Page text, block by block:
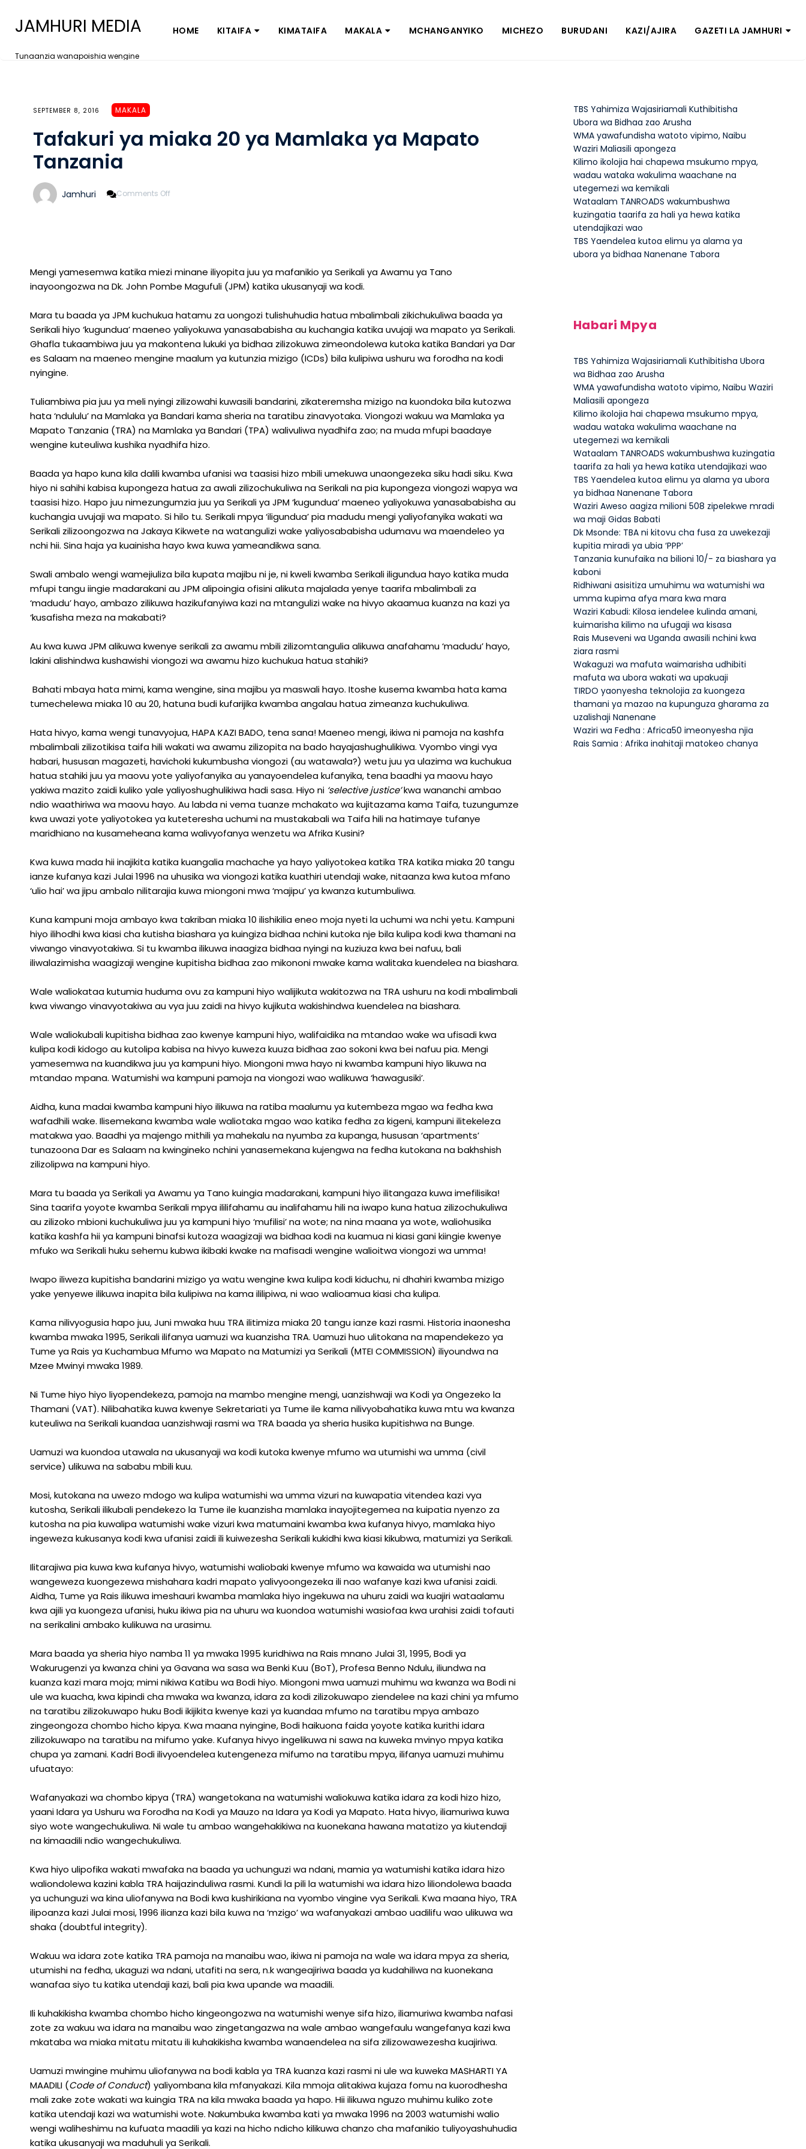
JAMHURI MEDIA
Tunaanzia wanapoishia wengine
HOME KITAIFA KIMATAIFA MAKALA MCHANGANYIKO MICHEZO BURUDANI KAZI/AJIRA GAZETI LA JAMHURI
SEPTEMBER 8, 2016 MAKALA
Tafakuri ya miaka 20 ya Mamlaka ya Mapato
Tanzania
Jamhuri Comments Off
Ya
Mapato
Tanzania
Mengi yamesemwa katika miezi minane iliyopita juu ya mafanikio ya Serikali ya Awamu ya Tano
inayoongozwa na Dk. John Pombe Magufuli (JPM) katika ukusanyaji wa kodi.
Mara tu baada ya JPM kuchukua hatamu za uongozi tulishuhudia hatua mbalimbali zikichukuliwa baada ya
Serikali hiyo ‘kugundua’ maeneo yaliyokuwa yanasababisha au kuchangia katika uvujaji wa mapato ya Serikali.
Ghafla tukaambiwa juu ya makontena lukuki ya bidhaa zilizokuwa zimeondolewa kutoka katika Bandari ya Dar
es Salaam na maeneo mengine maalum ya kutunzia mizigo (ICDs) bila kulipiwa ushuru wa forodha na kodi
nyingine.
Tuliambiwa pia juu ya meli nyingi zilizowahi kuwasili bandarini, zikateremsha mizigo na kuondoka bila kutozwa
hata ‘ndululu’ na Mamlaka ya Bandari kama sheria na taratibu zinavyotaka. Viongozi wakuu wa Mamlaka ya
Mapato Tanzania (TRA) na Mamlaka ya Bandari (TPA) walivuliwa nyadhifa zao; na muda mfupi baadaye
wengine kuteuliwa kushika nyadhifa hizo.
Baada ya hapo kuna kila dalili kwamba ufanisi wa taasisi hizo mbili umekuwa unaongezeka siku hadi siku. Kwa
hiyo ni sahihi kabisa kupongeza hatua za awali zilizochukuliwa na Serikali na pia kupongeza viongozi wapya wa
taasisi hizo. Hapo juu nimezungumzia juu ya Serikali ya JPM ‘kugundua’ maeneo yaliyokuwa yanasababisha au
kuchangia uvujaji wa mapato. Si hilo tu. Serikali mpya ‘iligundua’ pia madudu mengi yaliyofanyika wakati wa
Serikali zilizoongozwa na Jakaya Kikwete na watangulizi wake yaliyosababisha udumavu wa maendeleo ya
nchi hii. Sina haja ya kuainisha hayo kwa kuwa yameandikwa sana.
Swali ambalo wengi wamejiuliza bila kupata majibu ni je, ni kweli kwamba Serikali iligundua hayo katika muda
mfupi tangu iingie madarakani au JPM alipoingia ofisini alikuta majalada yenye taarifa mbalimbali za
‘madudu’ hayo, ambazo zilikuwa hazikufanyiwa kazi na mtangulizi wake na hivyo akaamua kuanza na kazi ya
‘kusafisha meza na makabati?
Au kwa kuwa JPM alikuwa kwenye serikali za awamu mbili zilizomtangulia alikuwa anafahamu ‘madudu’ hayo,
lakini alishindwa kushawishi viongozi wa awamu hizo kuchukua hatua stahiki?
Bahati mbaya hata mimi, kama wengine, sina majibu ya maswali hayo. Itoshe kusema kwamba hata kama
tumechelewa miaka 10 au 20, hatuna budi kufarijika kwamba angalau hatua zimeanza kuchukuliwa.
Hata hivyo, kama wengi tunavyojua, HAPA KAZI BADO, tena sana! Maeneo mengi, ikiwa ni pamoja na kashfa
mbalimbali zilizotikisa taifa hili wakati wa awamu zilizopita na bado hayajashughulikiwa. Vyombo vingi vya
habari, hususan magazeti, havichoki kukumbusha viongozi (au watawala?) wetu juu ya ulazima wa kuchukua
hatua stahiki juu ya maovu yote yaliyofanyika au yanayoendelea kufanyika, tena baadhi ya maovu hayo
yakiwa mazito zaidi kuliko yale yaliyoshughulikiwa hadi sasa. Hiyo ni ‘selective justice’kwa wananchi ambao
ndio waathiriwa wa maovu hayo. Au labda ni vema tuanze mchakato wa kujitazama kama Taifa, tuzungumze
kwa uwazi yote yaliyotokea ya kuteteresha uchumi na mustakabali wa Taifa hili na hatimaye tufanye
maridhiano na kusameheana kama walivyofanya wenzetu wa Afrika Kusini?
Kwa kuwa mada hii inajikita katika kuangalia machache ya hayo yaliyotokea katika TRA katika miaka 20 tangu
ianze kufanya kazi Julai 1996 na uhusika wa viongozi katika kuathiri utendaji wake, nitaanza kwa kutoa mfano
‘ulio hai’ wa jipu ambalo nilitarajia kuwa miongoni mwa ‘majipu’ ya kwanza kutumbuliwa.
Kuna kampuni moja ambayo kwa takriban miaka 10 ilishikilia eneo moja nyeti la uchumi wa nchi yetu. Kampuni
hiyo ilihodhi kwa kiasi cha kutisha biashara ya kuingiza bidhaa nchini kutoka nje bila kulipa kodi kwa thamani na
viwango vinavyotakiwa. Si tu kwamba ilikuwa inaagiza bidhaa nyingi na kuziuza kwa bei nafuu, bali
iliwalazimisha waagizaji wengine kupitisha bidhaa zao mikononi mwake kama walitaka kuendelea na biashara.
Wale waliokataa kutumia huduma ovu za kampuni hiyo walijikuta wakitozwa na TRA ushuru na kodi mbalimbali
kwa viwango vinavyotakiwa au vya juu zaidi na hivyo kujikuta wakishindwa kuendelea na biashara.
Wale waliokubali kupitisha bidhaa zao kwenye kampuni hiyo, walifaidika na mtandao wake wa ufisadi kwa
kulipa kodi kidogo au kutolipa kabisa na hivyo kuweza kuuza bidhaa zao sokoni kwa bei nafuu pia. Mengi
yamesemwa na kuandikwa juu ya kampuni hiyo. Miongoni mwa hayo ni kwamba kampuni hiyo likuwa na
mtandao mpana. Watumishi wa kampuni pamoja na viongozi wao walikuwa ‘hawagusiki’.
Aidha, kuna madai kwamba kampuni hiyo ilikuwa na ratiba maalumu ya kutembeza mgao wa fedha kwa
wafadhili wake. Ilisemekana kwamba wale waliotaka mgao wao katika fedha za kigeni, kampuni ilitekeleza
matakwa yao. Baadhi ya majengo mithili ya mahekalu na nyumba za kupanga, hususan ‘apartments’
tunazoona Dar es Salaam na kwingineko nchini yanasemekana kujengwa na fedha kutokana na bakhshish
zilizolipwa na kampuni hiyo.
Mara tu baada ya Serikali ya Awamu ya Tano kuingia madarakani, kampuni hiyo ilitangaza kuwa imefilisika!
Sina taarifa yoyote kwamba Serikali mpya ililifahamu au inalifahamu hili na iwapo kuna hatua zilizochukuliwa
au zilizoko mbioni kuchukuliwa juu ya kampuni hiyo ‘mufilisi’ na wote; na nina maana ya wote, waliohusika
katika kashfa hii ya kampuni binafsi kutoza waagizaji wa bidhaa kodi na kuamua ni kiasi gani kiingie kwenye
mfuko wa Serikali huku sehemu kubwa ikibaki kwake na mafisadi wengine walioitwa viongozi wa umma!
Iwapo iliweza kupitisha bandarini mizigo ya watu wengine kwa kulipa kodi kiduchu, ni dhahiri kwamba mizigo
yake yenyewe ilikuwa inapita bila kulipiwa na kama ililipiwa, ni wao walioamua kiasi cha kulipa.
Kama nilivyogusia hapo juu, Juni mwaka huu TRA ilitimiza miaka 20 tangu ianze kazi rasmi. Historia inaonesha
kwamba mwaka 1995, Serikali ilifanya uamuzi wa kuanzisha TRA. Uamuzi huo ulitokana na mapendekezo ya
Tume ya Rais ya Kuchambua Mfumo wa Mapato na Matumizi ya Serikali (MTEI COMMISSION) iliyoundwa na
Mzee Mwinyi mwaka 1989.
Ni Tume hiyo hiyo liyopendekeza, pamoja na mambo mengine mengi, uanzishwaji wa Kodi ya Ongezeko la
Thamani (VAT). Nilibahatika kuwa kwenye Sekretariati ya Tume ile kama nilivyobahatika kuwa mtu wa kwanza
kuteuliwa na Serikali kuandaa uanzishwaji rasmi wa TRA baada ya sheria husika kupitishwa na Bunge.
Uamuzi wa kuondoa utawala na ukusanyaji wa kodi kutoka kwenye mfumo wa utumishi wa umma (civil
service) ulikuwa na sababu mbili kuu.
Mosi, kutokana na uwezo mdogo wa kulipa watumishi wa umma vizuri na kuwapatia vitendea kazi vya
kutosha, Serikali ilikubali pendekezo la Tume ile kuanzisha mamlaka inayojitegemea na kuipatia nyenzo za
kutosha na pia kuwalipa watumishi wake vizuri kwa matumaini kwamba kwa kufanya hivyo, mamlaka hiyo
ingeweza kukusanya kodi kwa ufanisi zaidi ili kuiwezesha Serikali kukidhi kwa kiasi kikubwa, matumizi ya Serikali.
Ilitarajiwa pia kuwa kwa kufanya hivyo, watumishi waliobaki kwenye mfumo wa kawaida wa utumishi nao
wangeweza kuongezewa mishahara kadri mapato yalivyoongezeka ili nao wafanye kazi kwa ufanisi zaidi.
Aidha, Tume ya Rais ilikuwa imeshauri kwamba mamlaka hiyo ingekuwa na uhuru zaidi wa kuajiri wataalamu
kwa ajili ya kuongeza ufanisi, huku ikiwa pia na uhuru wa kuondoa watumishi wasiofaa kwa urahisi zaidi tofauti
na serikalini ambako kulikuwa na urasimu.
Mara baada ya sheria hiyo namba 11 ya mwaka 1995 kuridhiwa na Rais mnano Julai 31, 1995, Bodi ya
Wakurugenzi ya kwanza chini ya Gavana wa sasa wa Benki Kuu (BoT), Profesa Benno Ndulu, iliundwa na
kuanza kazi mara moja; mimi nikiwa Katibu wa Bodi hiyo. Miongoni mwa uamuzi muhimu wa kwanza wa Bodi ni
ule wa kuacha, kwa kipindi cha mwaka wa kwanza, idara za kodi zilizokuwapo ziendelee na kazi chini ya mfumo
na taratibu zilizokuwapo huku Bodi ikijikita kwenye kazi ya kuandaa mfumo na taratibu mpya ambazo
zingeongoza chombo hicho kipya. Kwa maana nyingine, Bodi haikuona faida yoyote katika kurithi idara
zilizokuwapo na taratibu na mifumo yake. Kufanya hivyo ingelikuwa ni sawa na kuweka mvinyo mpya katika
chupa ya zamani. Kadri Bodi ilivyoendelea kutengeneza mifumo na taratibu mpya, ilifanya uamuzi muhimu
ufuatayo:
Wafanyakazi wa chombo kipya (TRA) wangetokana na watumishi waliokuwa katika idara za kodi hizo hizo,
yaani Idara ya Ushuru wa Forodha na Kodi ya Mauzo na Idara ya Kodi ya Mapato. Hata hivyo, iliamuriwa kuwa
siyo wote wangechukuliwa. Ni wale tu ambao wangehakikiwa na kuonekana hawana matatizo ya kiutendaji
na kimaadili ndio wangechukuliwa.
Kwa hiyo ulipofika wakati mwafaka na baada ya uchunguzi wa ndani, mamia ya watumishi katika idara hizo
waliondolewa kazini kabla TRA haijazinduliwa rasmi. Kundi la pili la watumishi wa idara hizo liliondolewa baada
ya uchunguzi wa kina uliofanywa na Bodi kwa kushirikiana na vyombo vingine vya Serikali. Kwa maana hiyo, TRA
ilipoanza kazi Julai mosi, 1996 ilianza kazi bila kuwa na ‘mzigo’ wa wafanyakazi ambao uadilifu wao ulikuwa wa
shaka (doubtful integrity).
Wakuu wa idara zote katika TRA pamoja na manaibu wao, ikiwa ni pamoja na wale wa idara mpya za sheria,
utumishi na fedha, ukaguzi wa ndani, utafiti na sera, n.k wangeajiriwa baada ya kudahiliwa na kuonekana
wanafaa siyo tu katika utendaji kazi, bali pia kwa upande wa maadili.
Ili kuhakikisha kwamba chombo hicho kingeongozwa na watumishi wenye sifa hizo, iliamuriwa kwamba nafasi
zote za wakuu wa idara na manaibu wao zingetangazwa na wale ambao wangefaulu wangefanya kazi kwa
mkataba wa miaka mitatu mitatu ili kuhakikisha kwamba wanaendelea na sifa zilizowawezesha kuajiriwa.
Uamuzi mwingine muhimu uliofanywa na bodi kabla ya TRA kuanza kazi rasmi ni ule wa kuweka MASHARTI YA
MAADILI (Code of Conduct) yaliyombana kila mfanyakazi. Kila mmoja alitakiwa kujaza fomu na kuorodhesha
mali zake zote wakati wa kuingia TRA na kila mwaka baada ya hapo. Hii ilikuwa nguzo muhimu kuliko zote
katika utendaji kazi wa watumishi wote. Nakumbuka kwamba kati ya mwaka 1996 na 2003 watumishi walio
wengi waliheshimu na kufuata maadili ya kazi na hicho ndicho kilikuwa chanzo cha mafanikio tuliyoyashuhudia
katika ukusanyaji wa maduhuli ya Serikali.
TBS Yahimiza Wajasiriamali Kuthibitisha
Ubora wa Bidhaa zao Arusha
WMA yawafundisha watoto vipimo, Naibu
Waziri Maliasili apongeza
Kilimo ikolojia hai chapewa msukumo mpya,
wadau wataka wakulima waachane na
utegemezi wa kemikali
Wataalam TANROADS wakumbushwa
kuzingatia taarifa za hali ya hewa katika
utendajikazi wao
TBS Yaendelea kutoa elimu ya alama ya
ubora ya bidhaa Nanenane Tabora
Habari Mpya
TBS Yahimiza Wajasiriamali Kuthibitisha Ubora
wa Bidhaa zao Arusha
WMA yawafundisha watoto vipimo, Naibu Waziri
Maliasili apongeza
Kilimo ikolojia hai chapewa msukumo mpya,
wadau wataka wakulima waachane na
utegemezi wa kemikali
Wataalam TANROADS wakumbushwa kuzingatia
taarifa za hali ya hewa katika utendajikazi wao
TBS Yaendelea kutoa elimu ya alama ya ubora
ya bidhaa Nanenane Tabora
Waziri Aweso aagiza milioni 508 zipelekwe mradi
wa maji Gidas Babati
Dk Msonde: TBA ni kitovu cha fusa za uwekezaji
kupitia miradi ya ubia ‘PPP’
Tanzania kunufaika na bilioni 10/- za biashara ya
kaboni
Ridhiwani asisitiza umuhimu wa watumishi wa
umma kupima afya mara kwa mara
Waziri Kabudi: Kilosa iendelee kulinda amani,
kuimarisha kilimo na ufugaji wa kisasa
Rais Museveni wa Uganda awasili nchini kwa
ziara rasmi
Wakaguzi wa mafuta waimarisha udhibiti
mafuta wa ubora wakati wa upakuaji
TIRDO yaonyesha teknolojia za kuongeza
thamani ya mazao na kupunguza gharama za
uzalishaji Nanenane
Waziri wa Fedha : Africa50 imeonyesha njia
Rais Samia : Afrika inahitaji matokeo chanya